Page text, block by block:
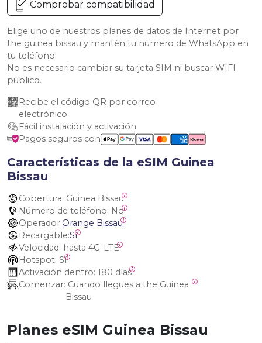
Comprobar compatibilidad
Elige uno de nuestros planes de datos de Internet por
the guinea bissau y mantén tu número de WhatsApp en
tu teléfono.
No es necesario cambiar su tarjeta SIM ni buscar WIFI
público.
Recibe el código QR por correo
electrónico
Fácil instalación y activación
Pagos seguros con
Características de la eSIM Guinea
Bissau
Cobertura: Guinea Bissau
Número de teléfono: No
Operador:Orange Bissau
Recargable:Sí
Velocidad: hasta 4G-LTE
Hotspot: Sí
Activación dentro: 180 días
Comenzar:
Bissau
Planes eSIM Guinea Bissau